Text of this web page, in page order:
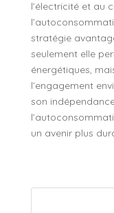
l’électricité et au
stratégie
seulement elle
énergétiques,
l’engagement
son
un avenir plus